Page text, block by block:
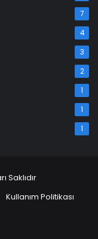
7
4
3
2
1
1
1
Saklıdır
Kullanım Politikası